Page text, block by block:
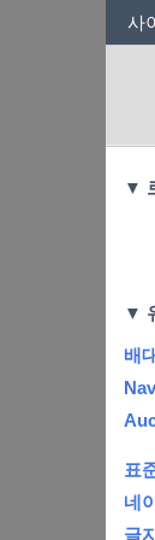
사사
▼
▼
배
표
네
글